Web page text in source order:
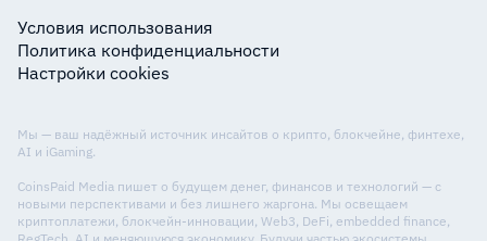
Условия использования
Политика конфиденциальности
Настройки cookies
Мы — ваш надёжный источник инсайтов о крипто, блокчейне, финтехе,
AI и iGaming.
CoinsPaid Media пишет о будущем денег, финансов и технологий — с
новыми перспективами и без лишнего жаргона. Мы освещаем
криптоплатежи, блокчейн-инновации, Web3, DeFi, embedded finance,